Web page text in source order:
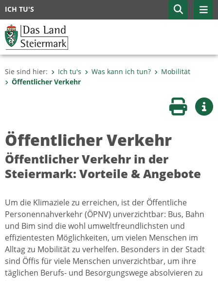
ICH TU'S
Sie sind hier: Ich tu's Was kann ich tun?
Mobilität
Öffentlicher Verkehr
Seite
Öffentlicher Verkehr
Öffentlicher Verkehr in der
Steiermark: Vorteile & Angebote
Um die Klimaziele zu erreichen, ist der Öffentliche
Personennahverkehr (ÖPNV) unverzichtbar: Bus, Bahn
und Bim sind die wohl umweltfreundlichsten und
effizientesten Möglichkeiten, um vielen Menschen im
Alltag zu Mobilität zu verhelfen. Besonders in der Stadt
sind Öffis für viele Menschen unverzichtbar, um ihre
täglichen Berufs- und Besorgungswege absolvieren zu